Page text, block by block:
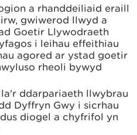
a rhanddeiliaid eraill
gwiwerod llwyd a
Goetir Llywodraeth
i leihau effeithiau
agored ar ystad goetir
rheoli bywyd
ddarpariaeth llwybrau
Dyffryn Gwy i sicrhau
diogel a chyfrifol yn